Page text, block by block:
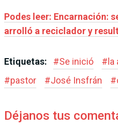
Podes leer: Encarnación:
arrolló a reciclador y
Etiquetas: #Se inició #
#pastor #José Insfrán #
Déjanos tus